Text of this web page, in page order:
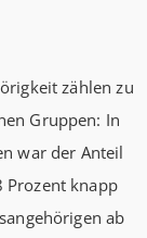
zählen zu
Gruppen: In
war der Anteil
Prozent knapp
ab